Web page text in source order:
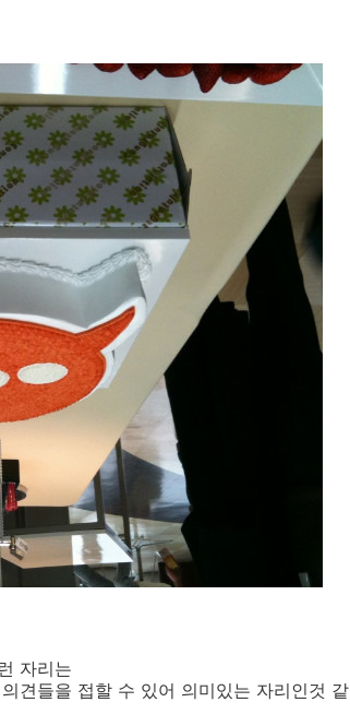
자리는
견들을 접할 수 있어 의미있는 자리인것 같